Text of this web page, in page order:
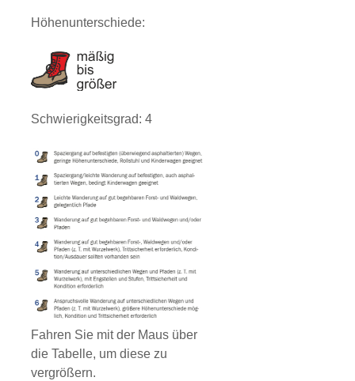
Höhenunterschiede:
Schwierigkeitsgrad: 4
Fahren Sie mit der Maus über
die Tabelle, um diese zu
vergrößern.